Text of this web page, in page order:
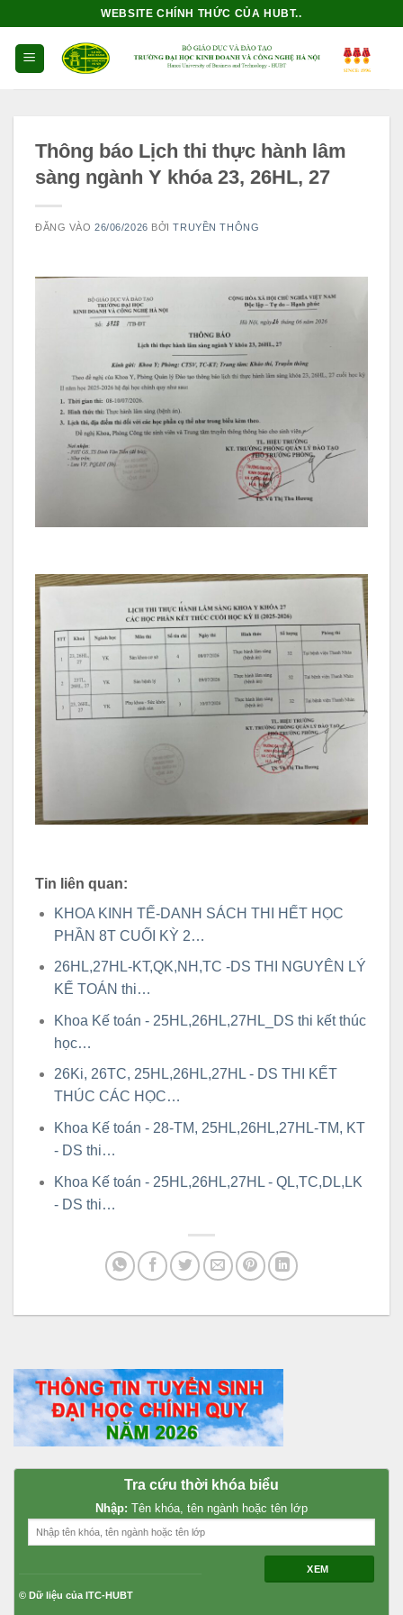
dung
WEBSITE CHÍNH THỨC CỦA HUBT..
Thông báo Lịch thi thực hành lâm
sàng ngành Y khóa 23, 26HL, 27
ĐĂNG VÀO26/06/2026 BỞITRUYỀN THÔNG
Tin liên quan:
KHOA KINH TẾ-DANH SÁCH THI HẾT HỌC
PHẦN 8T CUỐI KỲ 2…
26HL,27HL-KT,QK,NH,TC -DS THI NGUYÊN LÝ
KẾ TOÁN thi…
Khoa Kế toán - 25HL,26HL,27HL_DS thi kết thúc
học…
26Ki, 26TC, 25HL,26HL,27HL - DS THI KẾT
THÚC CÁC HỌC…
Khoa Kế toán - 28-TM, 25HL,26HL,27HL-TM, KT
- DS thi…
Khoa Kế toán - 25HL,26HL,27HL - QL,TC,DL,LK
- DS thi…
Tra cứu thời khóa biểu
Nhập: Tên khóa, tên ngành hoặc tên lớp
XEM
© Dữ liệu của ITC-HUBT